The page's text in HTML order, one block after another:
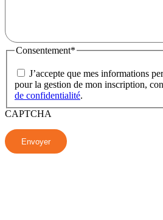
Consentement*
J’accepte que mes informations
pour la gestion de mon inscription,
de confidentialité.
CAPTCHA